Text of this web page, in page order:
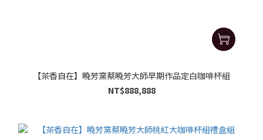
【茶香自在】曉芳窯蔡曉芳大師早期作品定白咖啡杯組
NT$888,888